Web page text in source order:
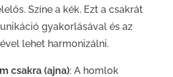
Színe a kék. Ezt a csakrát
gyakorlásával és az
lehet harmonizálni.
csakra (ajna): A homlok